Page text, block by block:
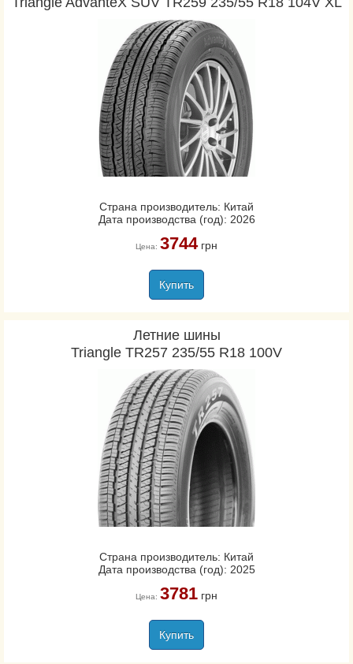
Страна производитель: Китай
Дата производства (год): 2026
Цена: 3744грн
Купить
Летние шины
Triangle TR257 235/55 R18 100V
Страна производитель: Китай
Дата производства (год): 2025
Цена: 3781грн
Купить